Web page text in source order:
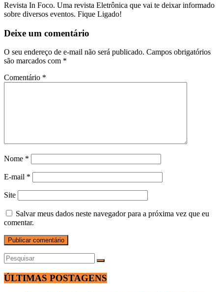
Revista In Foco. Uma revista Eletrônica que vai te deixar informado
sobre diversos eventos. Fique Ligado!
Deixe um comentário
O seu endereço de e-mail não será publicado. Campos obrigatórios
são marcados com *
Comentário *
Nome *
E-mail *
Site
Salvar meus dados neste navegador para a próxima vez que eu
comentar.
ÚLTIMAS POSTAGENS